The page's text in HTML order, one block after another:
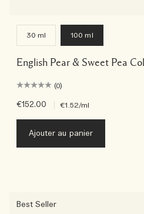
30 ml 100 ml
English Pear & Sweet Pea
(0)
€152.00 €1.52/ml
Ajouter au panier
Best Seller